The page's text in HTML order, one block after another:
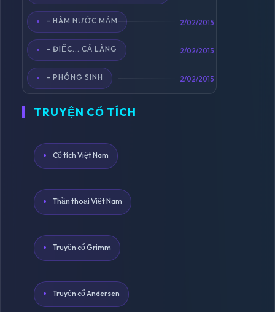
- HÂM NƯỚC MẮM 2/02/2015
- ĐIẾC... CẢ LÀNG 2/02/2015
- PHÓNG SINH 2/02/2015
TRUYỆN CỔ TÍCH
Cổ tích Việt Nam
Thần thoại Việt Nam
Truyện cổ Grimm
Truyện cổ Andersen